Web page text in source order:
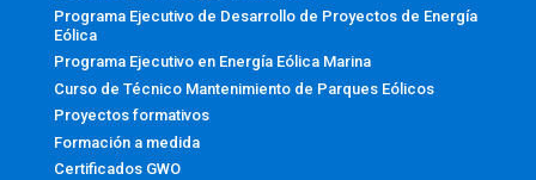
Programa Ejecutivo de Desarrollo de Proyectos de Energía
Eólica
Programa Ejecutivo en Energía Eólica Marina
Curso de Técnico Mantenimiento de Parques Eólicos
Proyectos formativos
Formación a medida
Certificados GWO